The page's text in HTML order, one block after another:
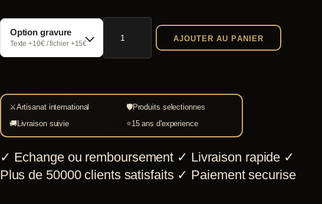
Option gravure
Texte +10€ / fichier +15€
quantité
Kamakura
Édition
limitée
AJOUTER AU PANIER
⚔Artisanat international 🛡Produits selectionnes
🚚Livraison suivie ⭐15 ans d'experience
✓ Echange ou remboursement ✓ Livraison rapide ✓
Plus de 50000 clients satisfaits ✓ Paiement securise